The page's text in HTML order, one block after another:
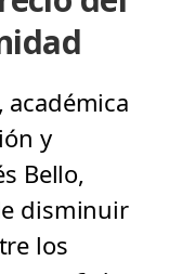
académica
y
Bello,
disminuir
los